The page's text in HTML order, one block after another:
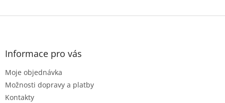
Z
Informace pro vás
Moje objednávka
Možnosti dopravy a platby
Kontakty